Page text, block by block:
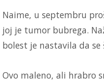
Naime, u septembru
joj je tumor bubrega.
bolest je nastavila da
Ovo maleno, ali hrabro